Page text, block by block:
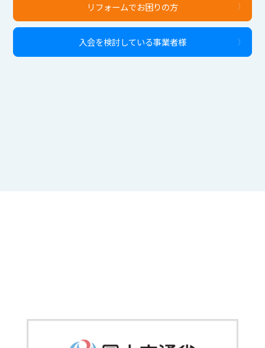
リフォームでお困りの方
入会を検討している事業者様